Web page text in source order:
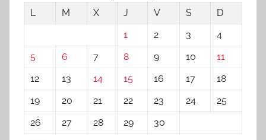
L
M X J V S
D
1
2 3
4
5
6 7 8 9 10
11
12
13 14 15 16 17
18
19
20 21 22 23 24
25
26
27 28 29 30